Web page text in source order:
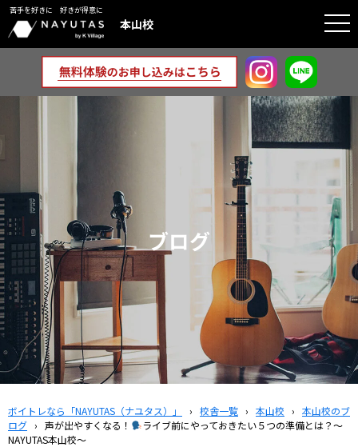
苦手を好きに 好きが得意に
本山校
ブログ
ボイトレなら「NAYUTAS（ナユタス）」 › 校舎一覧 › 本山校 › 本山校のブ
ログ › 声が出やすくなる！
ライブ前にやっておきたい５つの準備とは？〜
NAYUTAS本山校〜